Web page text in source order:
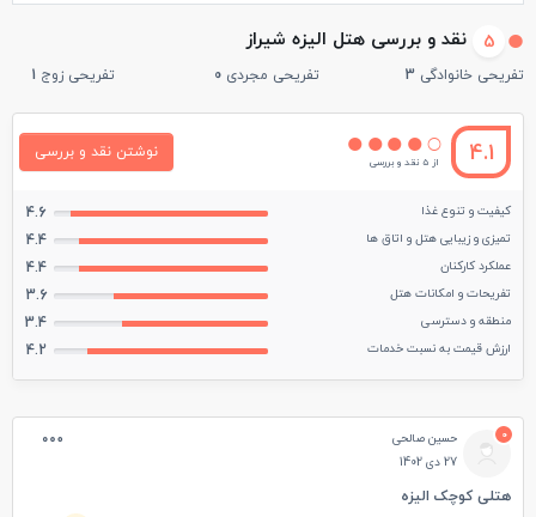
5 نقد و بررسی هتل الیزه شیراز
تفریحی خانوادگی 3 تفریحی مجردی 0 تفریحی زوج 1
4.1 از 5 نقد و بررسی
نوشتن نقد و بررسی
کیفیت و تنوع غذا 4.6
تمیزی و زیبایی هتل و اتاق ها 4.4
عملکرد کارکنان 4.4
تفریحات و امکانات هتل 3.6
منطقه و دسترسی 3.4
ارزش قیمت به نسبت خدمات 4.2
0
حسین صالحی
27 دی 1402
هتلی کوچک الیزه